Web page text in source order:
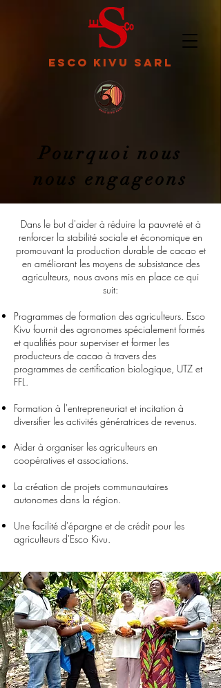
ESCO KIVU SARL
Dans le but d'aider à réduire la pauvreté et à
renforcer la stabilité sociale et économique en
promouvant la production durable de cacao et
en améliorant les moyens de subsistance des
agriculteurs, nous avons mis en place ce qui
suit:
Programmes de formation des agriculteurs. Esco
Kivu fournit des agronomes spécialement formés
et qualifiés pour superviser et former les
producteurs de cacao à travers des
programmes de certification biologique, UTZ et
FFL.
Formation à l'entrepreneuriat et incitation à
diversifier les activités génératrices de revenus.
Aider à organiser les agriculteurs en
coopératives et associations.
La création de projets communautaires
autonomes dans la région.
Une facilité d'épargne et de crédit pour les
agriculteurs d'Esco Kivu.
Pourquoi nous
nous engageons